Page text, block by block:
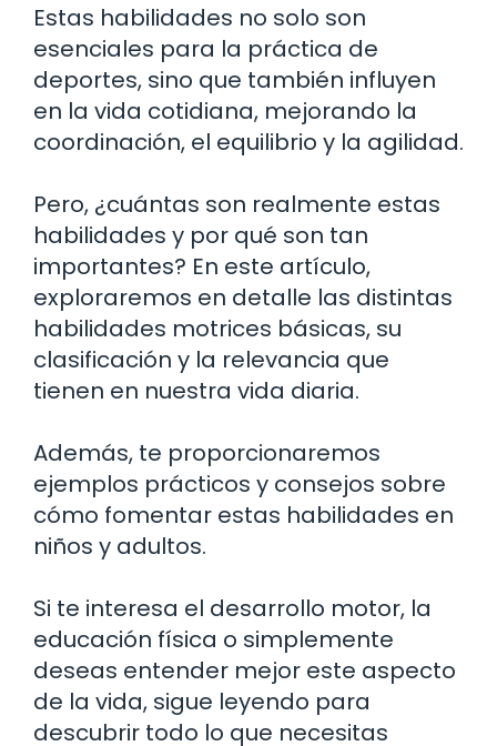
Estas habilidades no solo son
esenciales para la práctica de
deportes, sino que también influyen
en la vida cotidiana, mejorando la
coordinación, el equilibrio y la agilidad.
Pero, ¿cuántas son realmente estas
habilidades y por qué son tan
importantes? En este artículo,
exploraremos en detalle las distintas
habilidades motrices básicas, su
clasificación y la relevancia que
tienen en nuestra vida diaria.
Además, te proporcionaremos
ejemplos prácticos y consejos sobre
cómo fomentar estas habilidades en
niños y adultos.
Si te interesa el desarrollo motor, la
educación física o simplemente
deseas entender mejor este aspecto
de la vida, sigue leyendo para
descubrir todo lo que necesitas